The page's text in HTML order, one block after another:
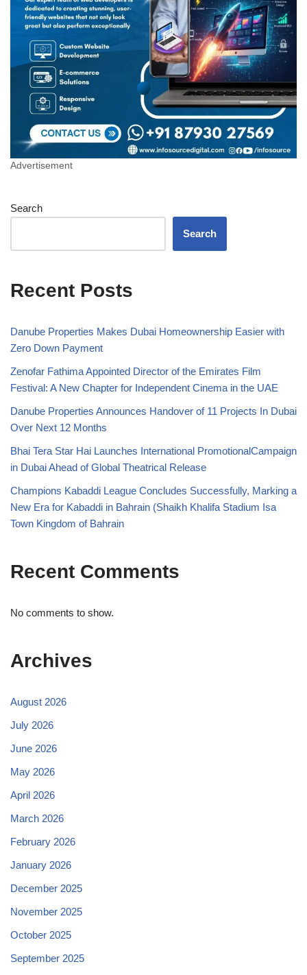
Advertisement
Search
Search
Recent Posts
Danube Properties Makes Dubai Homeownership Easier with
Zero Down Payment
Zenofar Fathima Appointed Director of the Emirates Film
Festival: A New Chapter for Independent Cinema in the UAE
Danube Properties Announces Handover of 11 Projects In Dubai
Over Next 12 Months
Bhai Tera Star Hai Launches International PromotionalCampaign
in Dubai Ahead of Global Theatrical Release
Champions Kabaddi League Concludes Successfully, Marking a
New Era for Kabaddi in Bahrain (Shaikh Khalifa Stadium Isa
Town Kingdom of Bahrain
Recent Comments
No comments to show.
Archives
August 2026
July 2026
June 2026
May 2026
April 2026
March 2026
February 2026
January 2026
December 2025
November 2025
October 2025
September 2025